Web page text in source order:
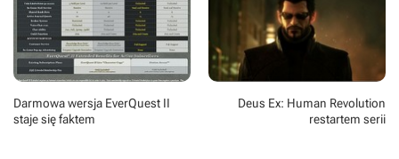
Darmowa wersja EverQuest II
staje się faktem
Deus Ex: Human Revolution
restartem serii